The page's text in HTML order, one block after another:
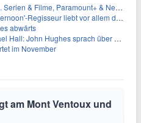
& Filme, Paramount+ & Netflix für 19,99€/Monat
liebt vor allem die 'Banalität' in seinen Filmen
abwärts
sprach über eine Fortsetzung von 'The Breakfast Club'
im November
am Mont Ventoux und